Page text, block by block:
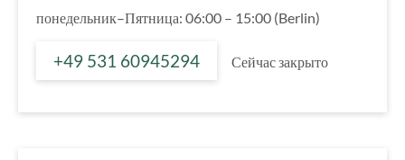
понедельник–Пятница: 06:00 – 15:00 (Berlin)
+49 531 60945294 Сейчас закрыто